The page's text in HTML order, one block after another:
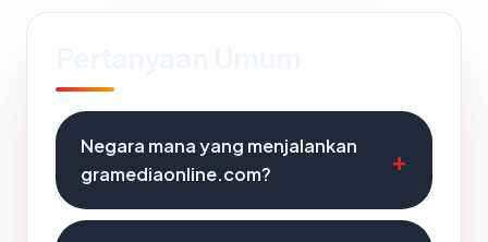
Negara mana yang menjalankan
gramediaonline.com?